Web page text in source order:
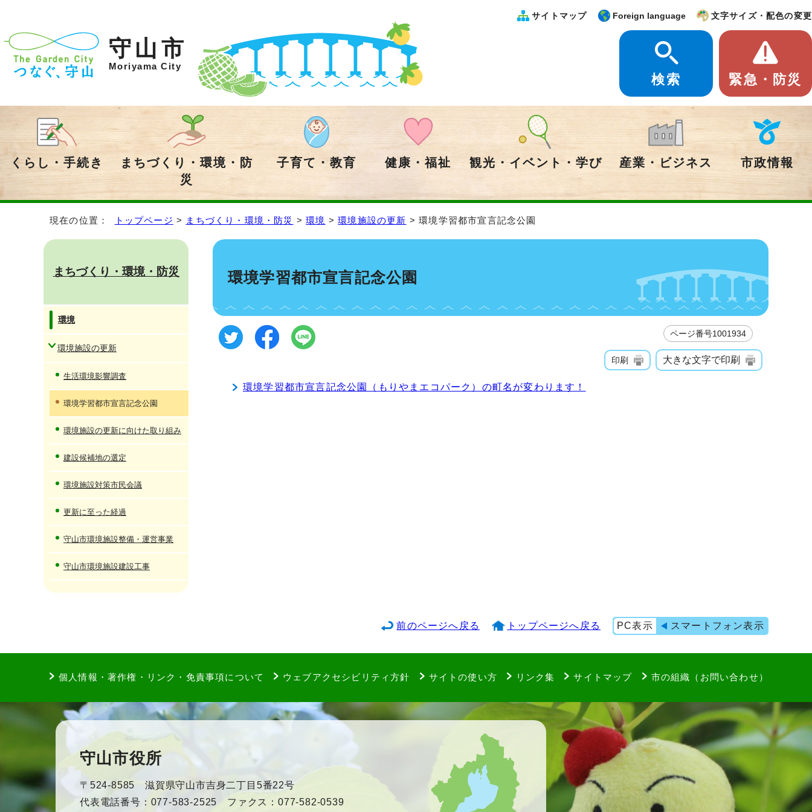
守山市
Moriyama City
サイトマップ Foreign language 文字サイズ・配色の変更
検索 緊急・防災
くらし・手続き
まちづくり・環境・防
災
子育て・教育 健康・福祉 観光・イベント・学び 産業・ビジネス 市政情報
現在の位置： トップページ > まちづくり・環境・防災 >環境 >環境施設の更新 > 環境学習都市宣言記念公園
環境学習都市宣言記念公園
ページ番号1001934
印刷 大きな文字で印刷
環境学習都市宣言記念公園（もりやまエコパーク）の町名が変わります！
まちづくり・環境・防災
環境
環境施設の更新
生活環境影響調査
環境学習都市宣言記念公園
環境施設の更新に向けた取り組み
建設候補地の選定
環境施設対策市民会議
更新に至った経過
守山市環境施設整備・運営事業
守山市環境施設建設工事
前のページへ戻る トップページへ戻る PC表示 スマートフォン表示
個人情報・著作権・リンク・免責事項について ウェブアクセシビリティ方針 サイトの使い方 リンク集 サイトマップ 市の組織（お問い合わせ）
守山市役所
〒524-8585 滋賀県守山市吉身二丁目5番22号
代表電話番号：077-583-2525 ファクス：077-582-0539